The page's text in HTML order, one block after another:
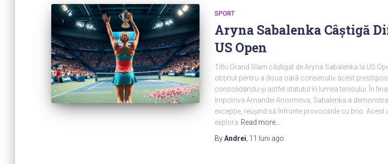
SPORT
Aryna Sabalenka Câștigă
US Open
Titlu Grand Slam câștigat de Aryna Sabalenka la US
obținut pentru a doua oară consecutiv acest prestigios
consolidându-și astfel statutul în lumea tenisului. În
împotriva Amandei Anisimova, Sabalenka a
excepție, reușind să înfrunte provocările cu brio. Acest
explora Read more…
ByAndrei 11 luni ago